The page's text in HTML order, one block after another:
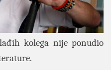
kolega nije ponudio